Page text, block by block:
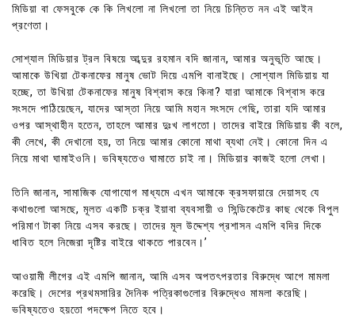
মিডিয়া বা ফেসবুকে কে কি লিখলো না লিখলো তা নিয়ে চিন্তিত নন এই আইন
প্রণেতা।
সোশ্যাল মিডিয়ার ট্রল বিষয়ে আব্দুর রহমান বদি জানান, আমার অনুভূতি আছে।
আমাকে উখিয়া টেকনাফের মানুষ ভোট দিয়ে এমপি বানাইছে। সোশ্যাল মিডিয়ায় যা
হচ্ছে, তা উখিয়া টেকনাফের মানুষ বিশ্বাস করে কিনা? যারা আমাকে বিশ্বাস করে
সংসদে পাঠিয়েছেন, যাদের আস্তা নিয়ে আমি মহান সংসদে গেছি, তারা যদি আমার
ওপর আস্থাহীন হতেন, তাহলে আমার দুঃখ লাগতো। তাদের বাইরে মিডিয়ায় কী বলে,
কী লেখে, কী দেখানো হয়, তা নিয়ে আমার কোনো মাথা ব্যথা নেই। কোনো দিন এ
নিয়ে মাথা ঘামাইওনি। ভবিষ্যতেও ঘামাতে চাই না। মিডিয়ার কাজই হলো লেখা।
তিনি জানান, সামাজিক যোগাযোগ মাধ্যমে এখন আমাকে ক্রসফায়ারে দেয়াসহ যে
কথাগুলো আসছে, মূলত একটি চক্র ইয়াবা ব্যবসায়ী ও সিন্ডিকেটের কাছ থেকে বিপুল
পরিমাণ টাকা নিয়ে এসব করছে। তাদের মূল উদ্দেশ্য প্রশাসন এমপি বদির দিকে
ধাবিত হলে নিজেরা দৃষ্টির বাইরে থাকতে পারবেন।’
আওয়ামী লীগের এই এমপি জানান, আমি এসব অপতৎপরতার বিরুদ্ধে আগে মামলা
করেছি। দেশের প্রথমসারির দৈনিক পত্রিকাগুলোর বিরুদ্ধেও মামলা করেছি।
ভবিষ্যতেও হয়তো পদক্ষেপ নিতে হবে।